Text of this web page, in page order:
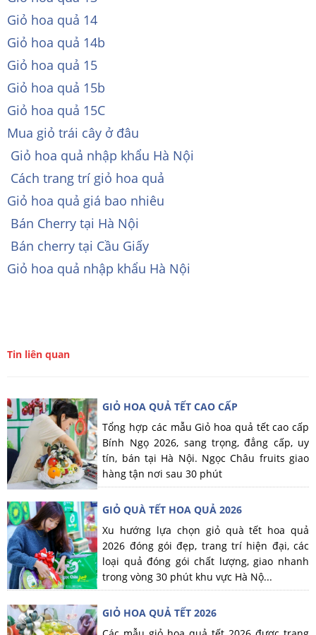
Giỏ hoa quả 14
Giỏ hoa quả 14b
Giỏ hoa quả 15
Giỏ hoa quả 15b
Giỏ hoa quả 15C
Mua giỏ trái cây ở đâu
Giỏ hoa quả nhập khẩu Hà Nội
Cách trang trí giỏ hoa quả
Giỏ hoa quả giá bao nhiêu
Bán Cherry tại Hà Nội
Bán cherry tại Cầu Giấy
Giỏ hoa quả nhập khẩu Hà Nội
Tin liên quan
GIỎ HOA QUẢ TẾT CAO CẤP
Tổng hợp các mẫu Giỏ hoa quả tết cao cấp
Bính Ngọ 2026, sang trọng, đẳng cấp, uy
tín, bán tại Hà Nội. Ngọc Châu fruits giao
hàng tận nơi sau 30 phút
GIỎ QUÀ TẾT HOA QUẢ 2026
Xu hướng lựa chọn giỏ quà tết hoa quả
2026 đóng gói đẹp, trang trí hiện đại, các
loại quả đóng gói chất lượng, giao nhanh
trong vòng 30 phút khu vực Hà Nộ...
GIỎ HOA QUẢ TẾT 2026